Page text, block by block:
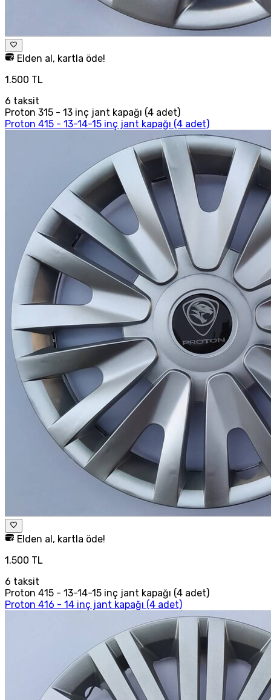
Elden al, kartla öde!
1.500 TL
6 taksit
Proton 315 - 13 inç jant kapağı (4 adet)
Proton 415 - 13-14-15 inç jant kapağı (4 adet)
Elden al, kartla öde!
1.500 TL
6 taksit
Proton 415 - 13-14-15 inç jant kapağı (4 adet)
Proton 416 - 14 inç jant kapağı (4 adet)